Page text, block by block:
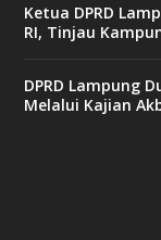
Ketua DPRD
RI, Tinjau
DPRD Lampung
Melalui Kajian